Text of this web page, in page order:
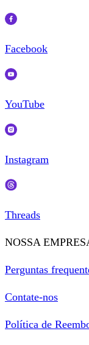
Facebook
YouTube
Instagram
Threads
NOSSA
Perguntas
Contate-nos
Política de